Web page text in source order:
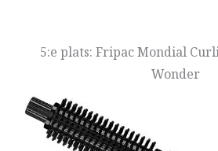
5:e plats: Fripac Mondial
Wonder